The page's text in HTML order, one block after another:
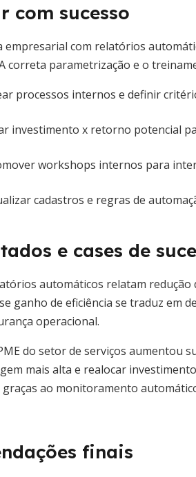
com sucesso
empresarial com relatórios
correta parametrização e o
processos internos e definir
investimento x retorno potencial
workshops internos para
cadastros e regras de
e cases de
automáticos relatam redução
ganho de eficiência se traduz em
operacional.
do setor de serviços aumentou
mais alta e realocar
ao monitoramento
finais